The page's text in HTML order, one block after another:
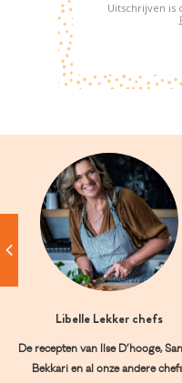
Uitschrijven is
Libelle Lekker chefs
De recepten van Ilse D’hooge,
Bekkari en al onze andere